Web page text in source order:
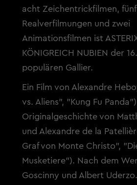
acht Zeichentrickfilmen, fünf
Realverfilmungen und zwei
Animationsfilmen ist
KÖNIGREICH NUBIEN der
populären Gallier.
Ein Film von Alexandre
vs. Aliens", "Kung Fu
Originalgeschichte von
und Alexandre de la
Graf von Monte Christo",
Musketiere"). Nach dem
Goscinny und Albert Uderzo.